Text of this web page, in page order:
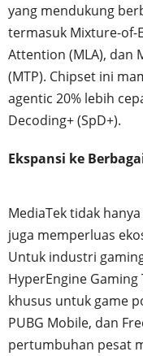
yang mendukung
termasuk Mixture-of-
Attention (MLA), dan
(MTP). Chipset ini
agentic 20% lebih
Decoding+ (SpD+).
Ekspansi ke
MediaTek tidak
juga memperluas
Untuk industri
HyperEngine
khusus untuk game
PUBG Mobile, dan
pertumbuhan pesat